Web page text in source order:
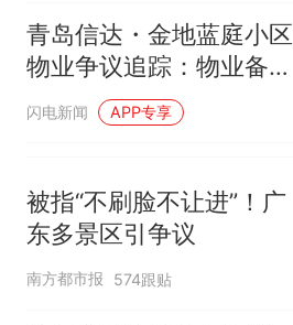
青岛信达・金地蓝庭小区
物业争议追踪：物业备案
存瑕疵、业主大会投票引
质疑，西海岸新区首创业
闪电新闻 APP专享
被指“不刷脸不让进”！广
东多景区引争议
南方都市报 574跟贴